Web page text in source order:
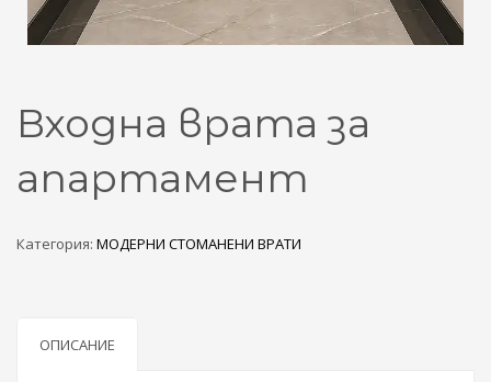
Входна врата за
апартамент
Категория: МОДЕРНИ СТОМАНЕНИ ВРАТИ
ОПИСАНИЕ